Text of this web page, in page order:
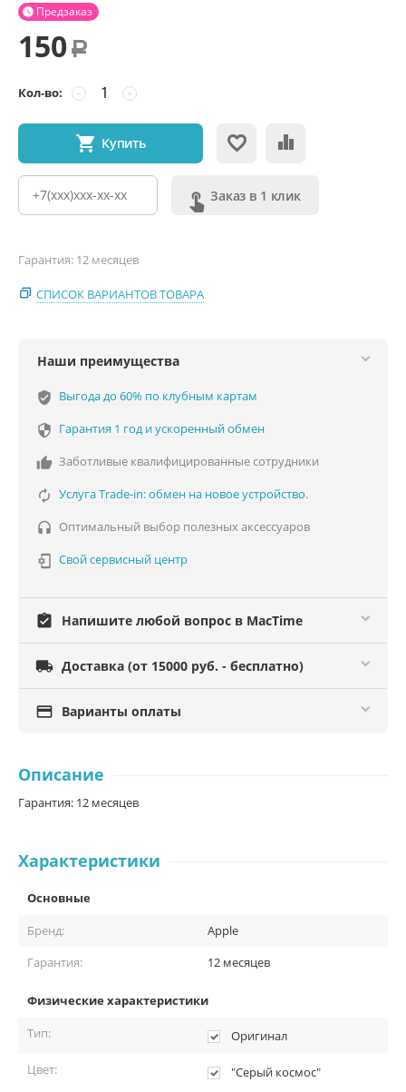
Предзаказ

150 Р
Кол-во: +
−
Купить
Заказ в 1 клик
Гарантия: 12 месяцев
СПИСОК ВАРИАНТОВ ТОВАРА
Наши преимущества
verified_user Выгода до 60% по клубным картам
 Гарантия 1 год и ускоренный обмен
 Заботливые квалифицированные сотрудники
 Услуга Trade-in: обмен на новое устройство.
 Оптимальный выбор полезных аксессуаров
 Свой сервисный центр
assignment_turned_in Напишите любой вопрос в MacTime
 Доставка (от 15000 руб. - бесплатно)
 Варианты оплаты
Описание
Гарантия: 12 месяцев
Характеристики
Основные
Бренд:
Apple
Гарантия:
12 месяцев
Физические характеристики
Тип:
Оригинал
Цвет: "Серый космос"